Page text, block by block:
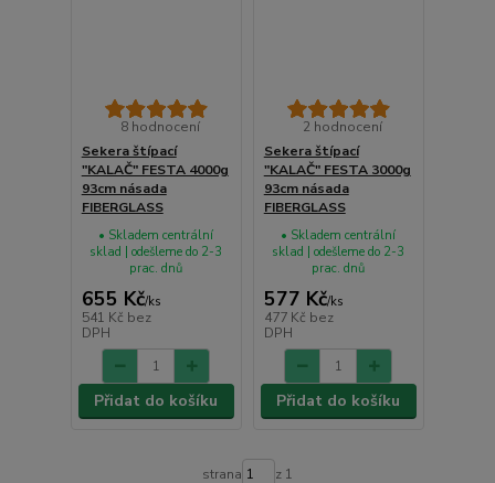
8 hodnocení
Sekera štípací
"KALAČ" FESTA 4000g
93cm násada
FIBERGLASS
655 Kč/ks
541 Kč bez
DPH
• Skladem centrální
sklad | odešleme do 2-3
prac. dnů
Přidat do košíku
2 hodnocení
Sekera štípací
"KALAČ" FESTA 3000g
93cm násada
FIBERGLASS
577 Kč/ks
477 Kč bez
DPH
• Skladem centrální
sklad | odešleme do 2-3
prac. dnů
Přidat do košíku
strana z 1